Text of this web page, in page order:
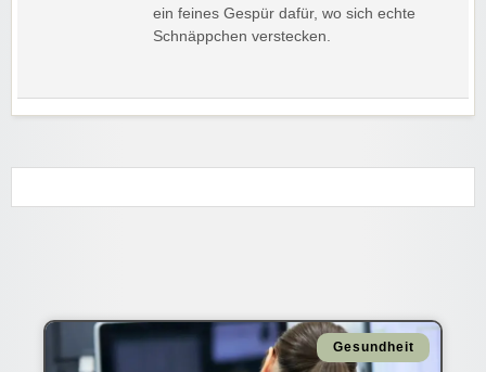
ein feines Gespür dafür, wo sich echte
Schnäppchen verstecken.
Gesundheit